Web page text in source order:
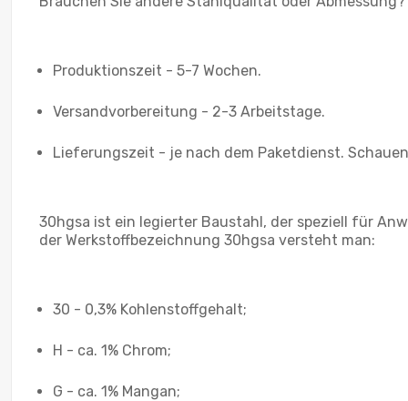
Produktionszeit - 5-7 Wochen.
Versandvorbereitung - 2-3 Arbeitstage.
Lieferungszeit - je nach dem Paketdienst.
30hgsa ist ein legierter Baustahl, der speziell für
der Werkstoffbezeichnung 30hgsa versteht man:
30 - 0,3% Kohlenstoffgehalt;
H - ca. 1% Chrom;
G - ca. 1% Mangan;